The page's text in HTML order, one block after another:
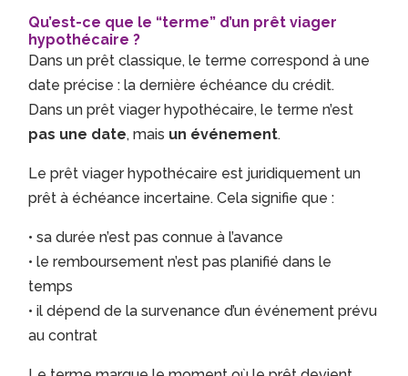
Qu’est-ce que le “terme” d’un prêt viager
hypothécaire ?
Dans un prêt classique, le terme correspond à une
date précise : la dernière échéance du crédit.
Dans un prêt viager hypothécaire, le terme n’est
pas une date, mais un événement.
Le prêt viager hypothécaire est juridiquement un
prêt à échéance incertaine. Cela signifie que :
• sa durée n’est pas connue à l’avance
• le remboursement n’est pas planifié dans le
temps
• il dépend de la survenance d’un événement prévu
au contrat